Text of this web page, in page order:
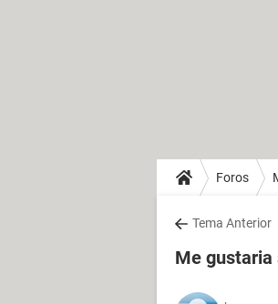
Foros
Tema Anterior
Me gustaria